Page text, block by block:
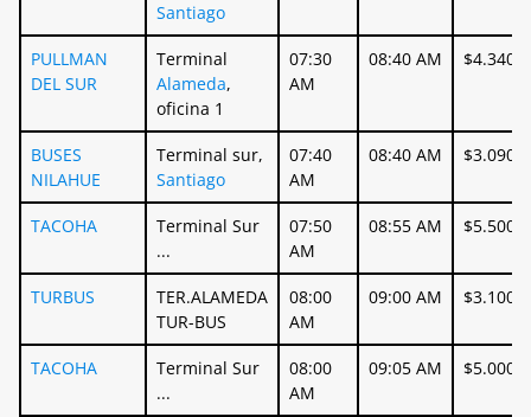
Santiago
PULLMAN
DEL SUR
Terminal
Alameda,
oficina 1
07:30
AM
08:40 AM $4.340
BUSES
NILAHUE
Terminal sur,
Santiago
07:40
AM
08:40 AM $3.090
TACOHA
Terminal Sur
...
07:50
AM
08:55 AM $5.500
TURBUS
TER.ALAMEDA
TUR-BUS
08:00
AM
09:00 AM $3.100
TACOHA
Terminal Sur
...
08:00
AM
09:05 AM $5.000